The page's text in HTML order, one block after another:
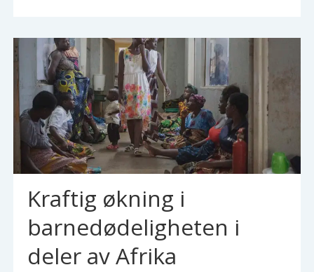
Kraftig økning i
barnedødeligheten i
deler av Afrika